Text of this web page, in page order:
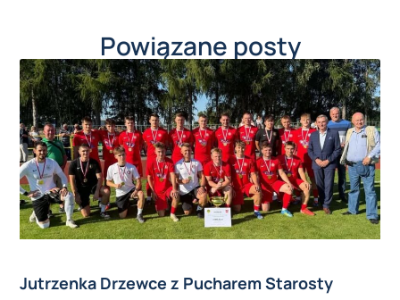
Powiązane posty
Jutrzenka Drzewce z Pucharem Starosty